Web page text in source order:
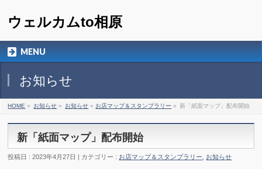
ウェルカムto相原
MENU
お知らせ
HOME » お知らせ » お知らせ » お店マップ＆スタンプラリー » 新「紙面マップ」配布開始
新「紙面マップ」配布開始
投稿日 : 2023年4月27日 | カテゴリー : お店マップ＆スタンプラリー お知らせ